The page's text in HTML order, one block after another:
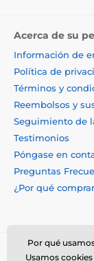
Acerca de su
Información de
Política de
Términos y
Reembolsos y
Seguimiento de
Testimonios
Póngase en
Preguntas
¿Por qué
Por qué
Usamos